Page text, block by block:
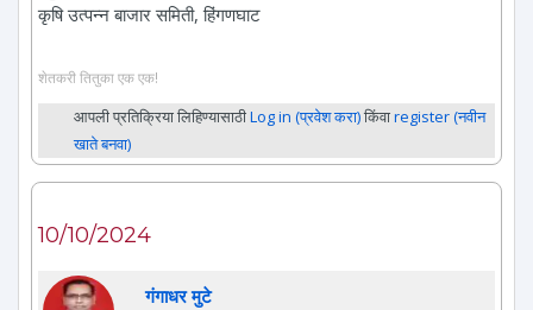
कृषि उत्पन्न बाजार समिती, हिंगणघाट
शेतकरी तितुका एक एक!
आपली प्रतिक्रिया लिहिण्यासाठीLog in (प्रवेश करा)किंवाregister (नवीन
खाते बनवा)
10/10/2024
गंगाधर मुटे